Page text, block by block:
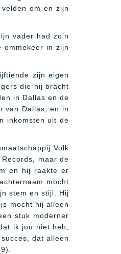
om en zijn
vader had zo’n
in zijn
zijn eigen
die hij bracht
in Dallas en de
van Dallas, en in
inkomsten uit de
Volk
maar de
en hij raakte er
mocht
stem en stijl. Hij
mocht hij alleen
stuk moderner
ik jou niet heb,
dat alleen